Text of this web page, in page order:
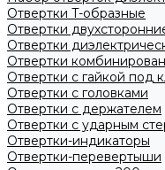
Отвертки T-образные
Отвертки
Отвертки
Отвертки
Отвертки с гайкой под
Отвертки с головками
Отвертки с держателем
Отвертки с ударным
Отвертки-индикаторы
Отвертки-перевертыши